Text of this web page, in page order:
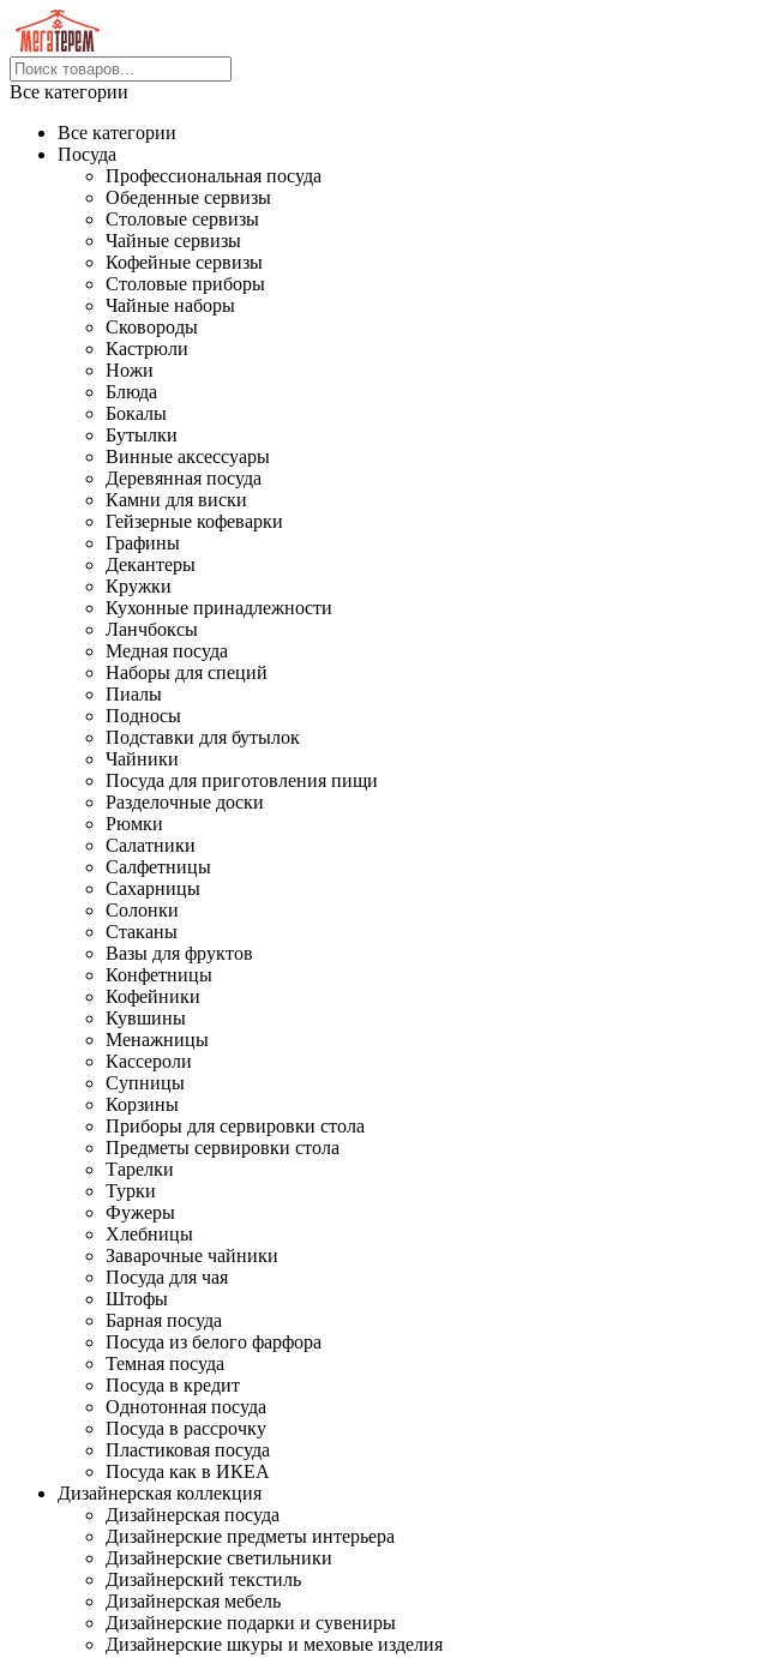
Все категории
Все категории
Посуда
Профессиональная посуда
Обеденные сервизы
Столовые сервизы
Чайные сервизы
Кофейные сервизы
Столовые приборы
Чайные наборы
Сковороды
Кастрюли
Ножи
Блюда
Бокалы
Бутылки
Винные аксессуары
Деревянная посуда
Камни для виски
Гейзерные кофеварки
Графины
Декантеры
Кружки
Кухонные принадлежности
Ланчбоксы
Медная посуда
Наборы для специй
Пиалы
Подносы
Подставки для бутылок
Чайники
Посуда для приготовления пищи
Разделочные доски
Рюмки
Салатники
Салфетницы
Сахарницы
Солонки
Стаканы
Вазы для фруктов
Конфетницы
Кофейники
Кувшины
Менажницы
Кассероли
Супницы
Корзины
Приборы для сервировки стола
Предметы сервировки стола
Тарелки
Турки
Фужеры
Хлебницы
Заварочные чайники
Посуда для чая
Штофы
Барная посуда
Посуда из белого фарфора
Темная посуда
Посуда в кредит
Однотонная посуда
Посуда в рассрочку
Пластиковая посуда
Посуда как в ИКЕА
Дизайнерская коллекция
Дизайнерская посуда
Дизайнерские предметы интерьера
Дизайнерские светильники
Дизайнерский текстиль
Дизайнерская мебель
Дизайнерские подарки и сувениры
Дизайнерские шкуры и меховые изделия